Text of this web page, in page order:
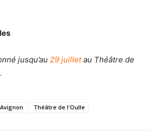
jusqu’au 29 juilletau Théâtre de
Avignon Théâtre de l'Oulle